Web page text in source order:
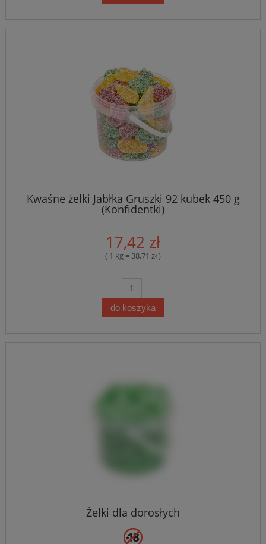
Kwaśne żelki Jabłka Gruszki 92 kubek 450 g
(Konfidentki)
17,42 zł
( 1 kg = 38,71 zł )
do koszyka
Żelki dla dorosłych